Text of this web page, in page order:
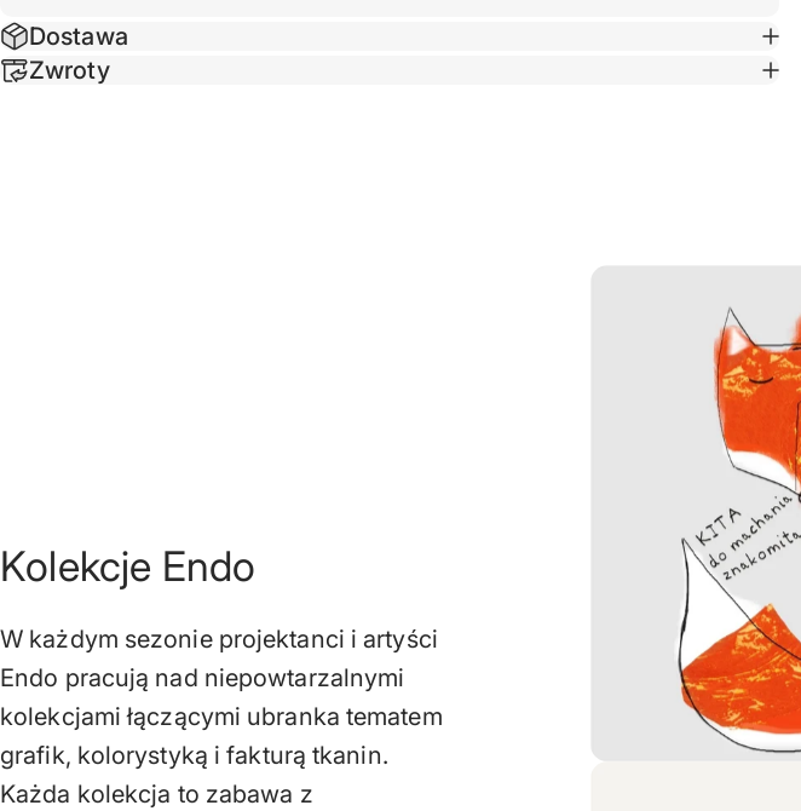
Dostawa
Zwroty
Kolekcje Endo
W każdym sezonie projektanci i artyści
Endo pracują nad niepowtarzalnymi
kolekcjami łączącymi ubranka tematem
grafik, kolorystyką i fakturą tkanin.
Każda kolekcja to zabawa z